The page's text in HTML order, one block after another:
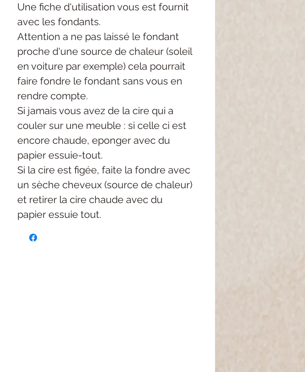
Une fiche d'utilisation vous est fournit
avec les fondants.
Attention a ne pas laissé le fondant
proche d'une source de chaleur (soleil
en voiture par exemple) cela pourrait
faire fondre le fondant sans vous en
rendre compte.
Si jamais vous avez de la cire qui a
couler sur une meuble : si celle ci est
encore chaude, eponger avec du
papier essuie-tout.
Si la cire est figée, faite la fondre avec
un sèche cheveux (source de chaleur)
et retirer la cire chaude avec du
papier essuie tout.